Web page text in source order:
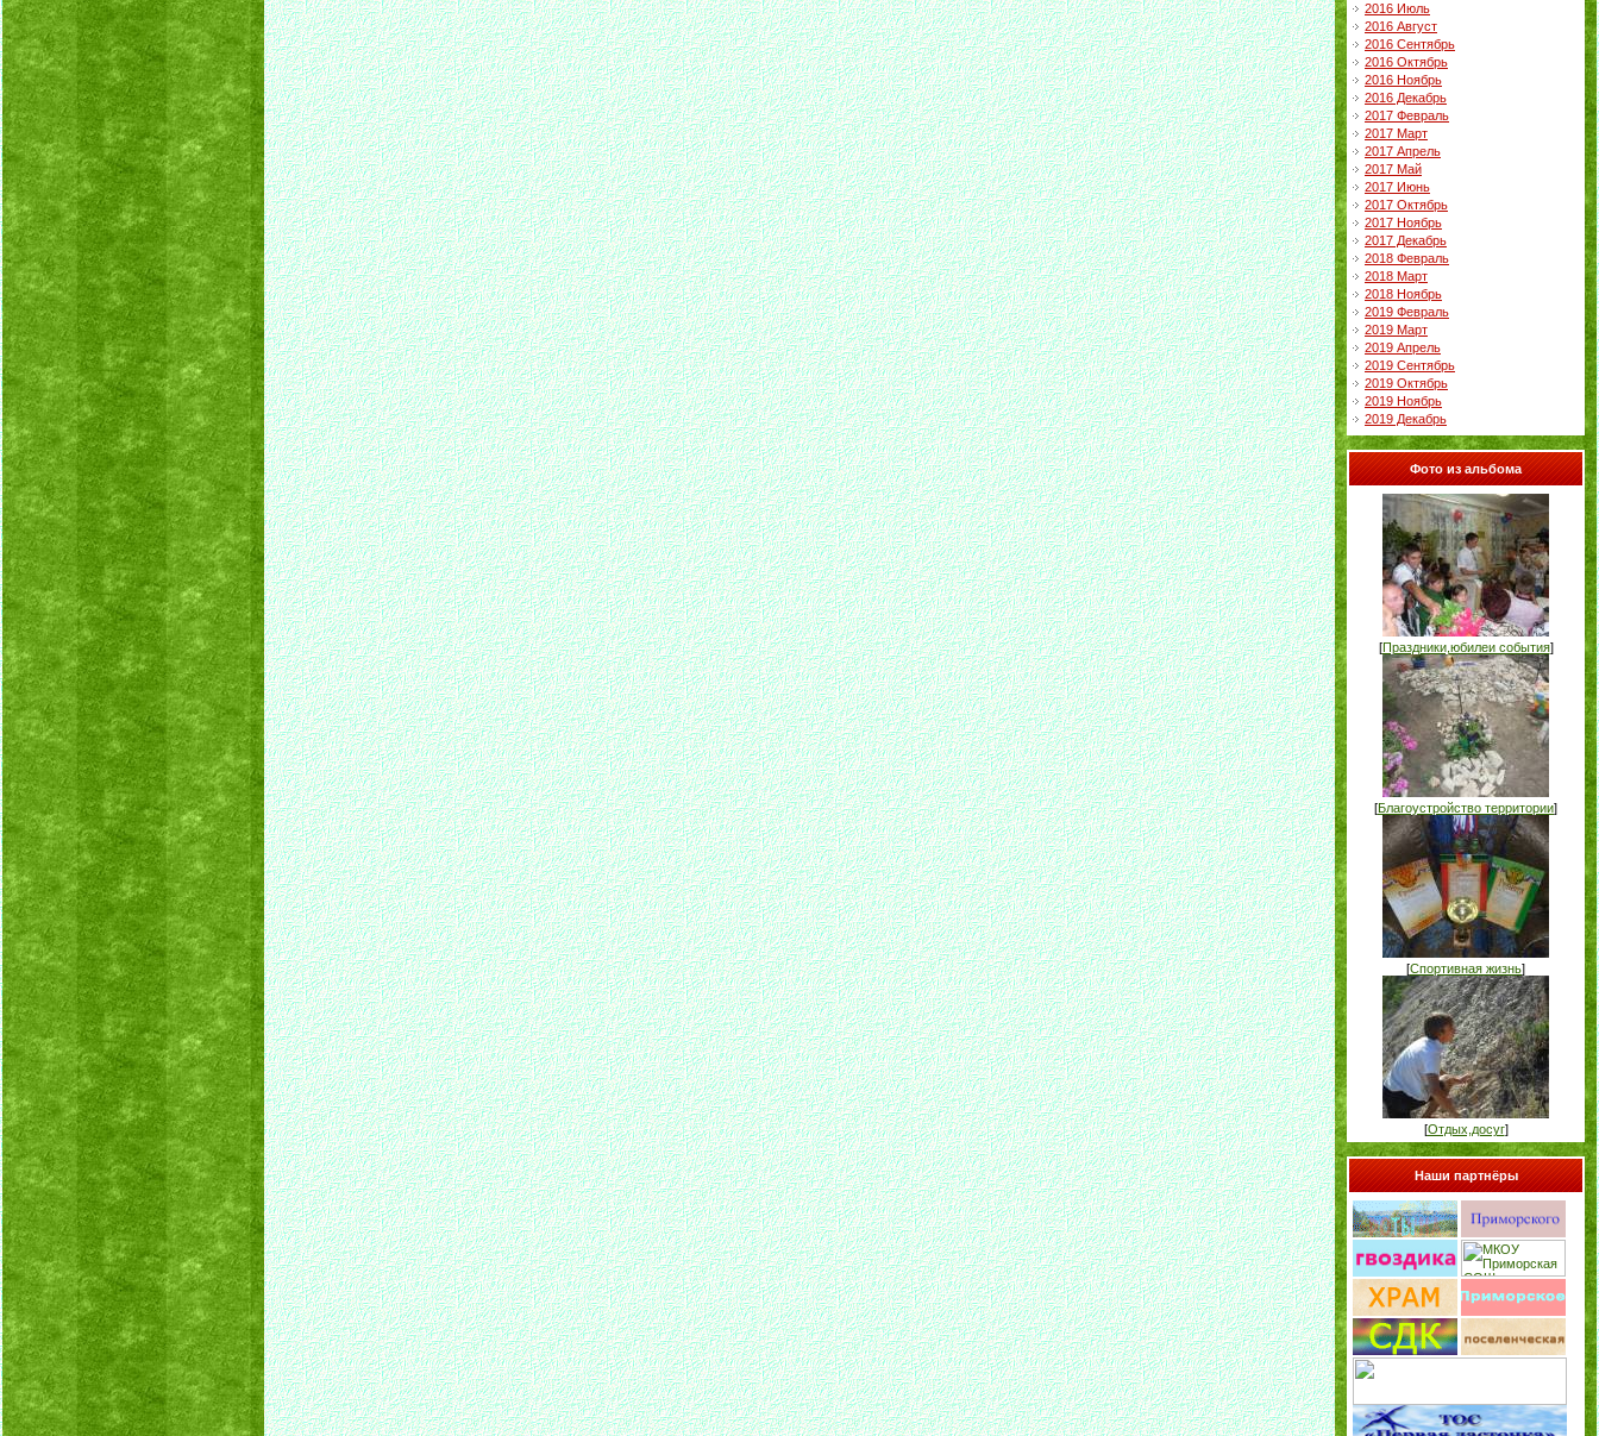
2016 Июль
2016 Август
2016 Сентябрь
2016 Октябрь
2016 Ноябрь
2016 Декабрь
2017 Февраль
2017 Март
2017 Апрель
2017 Май
2017 Июнь
2017 Октябрь
2017 Ноябрь
2017 Декабрь
2018 Февраль
2018 Март
2018 Ноябрь
2019 Февраль
2019 Март
2019 Апрель
2019 Сентябрь
2019 Октябрь
2019 Ноябрь
2019 Декабрь
Фото из альбома
[Праздники,юбилеи события]
[Благоустройство территории]
[Спортивная жизнь]
[Отдых,досуг]
Наши партнёры